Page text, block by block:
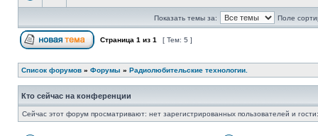
Показать темы за: Поле
Страница 1 из 1 [ Тем: 5 ]
Список форумов » Форумы » Радиолюбительские технологии.
Кто сейчас на конференции
Сейчас этот форум просматривают: нет зарегистрированных пользователей и